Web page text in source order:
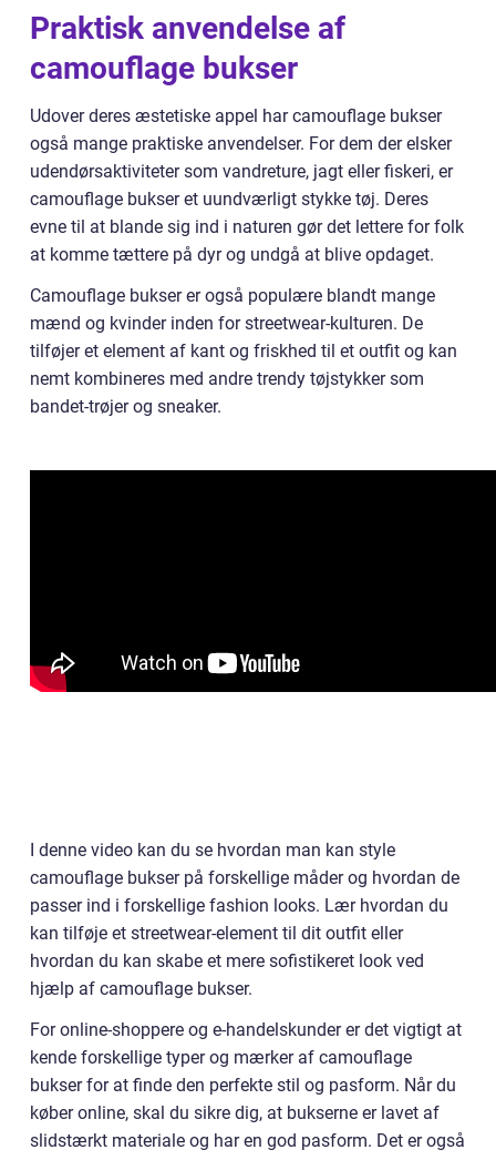
Praktisk anvendelse af
camouflage bukser
Udover deres æstetiske appel har camouflage bukser
også mange praktiske anvendelser. For dem der elsker
udendørsaktiviteter som vandreture, jagt eller fiskeri, er
camouflage bukser et uundværligt stykke tøj. Deres
evne til at blande sig ind i naturen gør det lettere for folk
at komme tættere på dyr og undgå at blive opdaget.
Camouflage bukser er også populære blandt mange
mænd og kvinder inden for streetwear-kulturen. De
tilføjer et element af kant og friskhed til et outfit og kan
nemt kombineres med andre trendy tøjstykker som
bandet-trøjer og sneaker.
I denne video kan du se hvordan man kan style
camouflage bukser på forskellige måder og hvordan de
passer ind i forskellige fashion looks. Lær hvordan du
kan tilføje et streetwear-element til dit outfit eller
hvordan du kan skabe et mere sofistikeret look ved
hjælp af camouflage bukser.
For online-shoppere og e-handelskunder er det vigtigt at
kende forskellige typer og mærker af camouflage
bukser for at finde den perfekte stil og pasform. Når du
køber online, skal du sikre dig, at bukserne er lavet af
slidstærkt materiale og har en god pasform. Det er også